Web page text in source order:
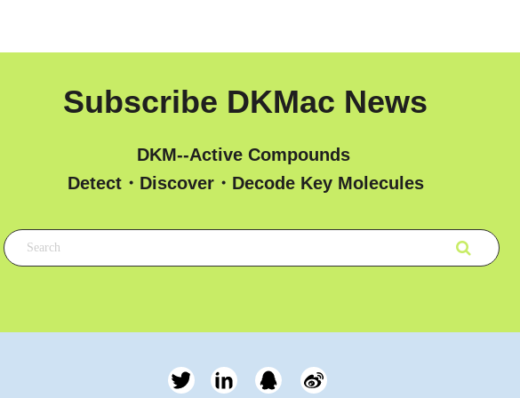
Subscribe DKMac News
DKM--Active Compounds
Detect・Discover・Decode Key Molecules